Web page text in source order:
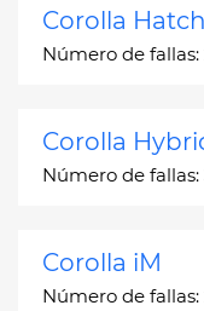
Corolla
Número de fallas:
Corolla
Número de fallas:
Corolla iM
Número de fallas: